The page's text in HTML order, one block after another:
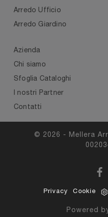
Arredo Ufficio
Arredo Giardino
Azienda
Chi siamo
Sfoglia Cataloghi
I nostri Partner
Contatti
© 2026 - Mellera
Privacy Cookie
Powered